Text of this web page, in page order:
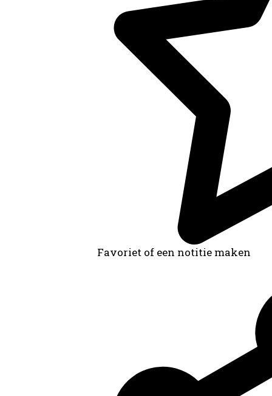
Favoriet of een notitie maken